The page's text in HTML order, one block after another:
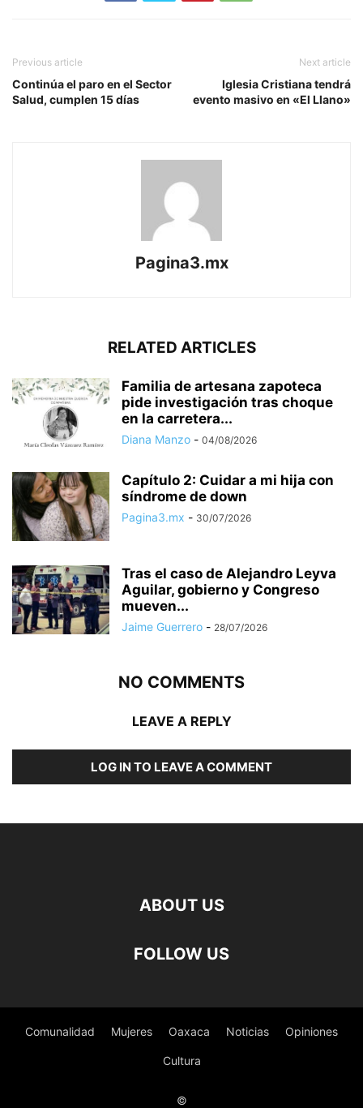
Previous article
Continúa el paro en el Sector
Salud, cumplen 15 días
Next article
Iglesia Cristiana tendrá
evento masivo en «El Llano»
Pagina3.mx
RELATED ARTICLES
Familia de artesana zapoteca
pide investigación tras choque
en la carretera...
Diana Manzo - 04/08/2026
Capítulo 2: Cuidar a mi hija con
síndrome de down
Pagina3.mx - 30/07/2026
Tras el caso de Alejandro Leyva
Aguilar, gobierno y Congreso
mueven...
Jaime Guerrero - 28/07/2026
NO COMMENTS
LEAVE A REPLY
LOG IN TO LEAVE A COMMENT
ABOUT US
FOLLOW US
Comunalidad Mujeres Oaxaca Noticias Opiniones
Cultura
©